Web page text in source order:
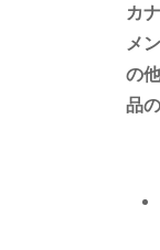
カ
メ
の
品